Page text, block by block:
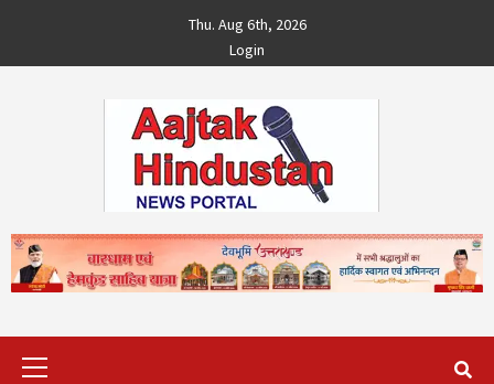
content
Thu. Aug 6th, 2026
Login